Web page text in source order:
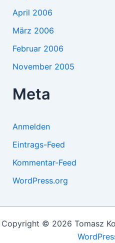
April 2006
März 2006
Februar 2006
November 2005
Meta
Anmelden
Eintrags-Feed
Kommentar-Feed
WordPress.org
Copyright © 2026 Tomasz